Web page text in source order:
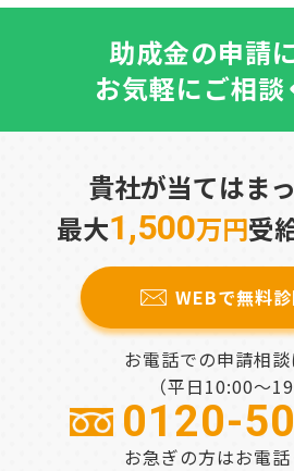
助成金の申請
お気軽にご相談
貴社が当てはま
最大1,500万円受
WEBで無料
お電話での申請相
（平日10:00～
0120-
お急ぎの方はお電